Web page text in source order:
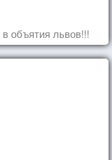
объятия львов!!!